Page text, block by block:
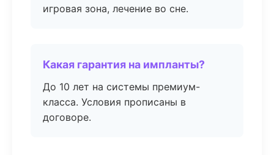
игровая зона, лечение во сне.
Какая гарантия на импланты?
До 10 лет на системы премиум-
класса. Условия прописаны в
договоре.